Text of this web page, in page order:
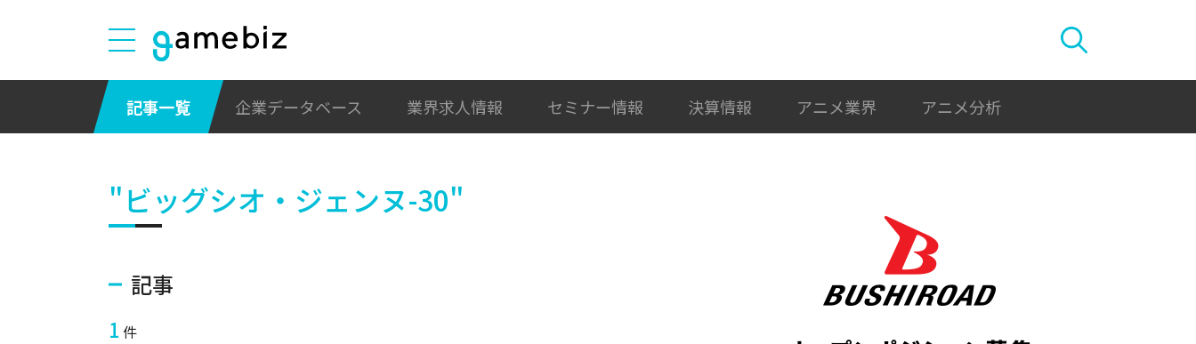
記事一覧 企業データベース 業界求人情報 セミナー情報 決算情報 アニメ業界 アニメ分析
"ビッグシオ・ジェンヌ-30"
記事
1 件